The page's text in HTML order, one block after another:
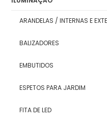
ARANDELAS / INTERNAS E
BALIZADORES
EMBUTIDOS
ESPETOS PARA JARDIM
FITA DE LED